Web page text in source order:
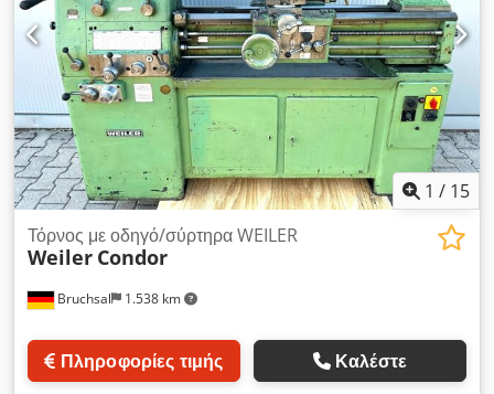
kW -Τάση: 400 V / 3 φάσεις -Τύπος συγκράτησης της ουράς:
MK3 -Τύπος συγκράτησης του άξονα: MK5 -Φωτιστικό
εργασίας -Τρίσπινδος σφιγκτήρας -13x δίσκοι πίεσης/δίσκοι
σύμπλεξης -Multifix με 1 στήριγμα από ατσάλι -Πόδια μηχανής
-Προστατευτικό σφιγκτήρα Διαστάσεις: ΜxΠxΥ 1,9x0,7x1,5
μέτρα / Βάρος 700 kg
1 / 15
Bruchsal 1.538 km
Τόρνος με οδηγό/σύρτηρα WEILER
Weiler Condor
Πληροφορίες τιμής Καλέστε